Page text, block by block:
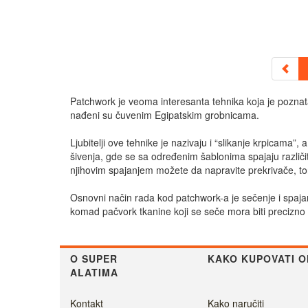
Patchwork je veoma interesanta tehnika koja je
nađeni su čuvenim Egipatskim grobnicama.
Ljubitelji ove tehnike je nazivaju i “slikanje
šivenja, gde se sa određenim šablonima spajaju
njihovim spajanjem možete da napravite prekrivače,
Osnovni način rada kod patchwork-a je sečenje i
komad pačvork tkanine koji se seče mora biti
O SUPER
ALATIMA
KAKO KUPOVATI
Kontakt Kako naručiti